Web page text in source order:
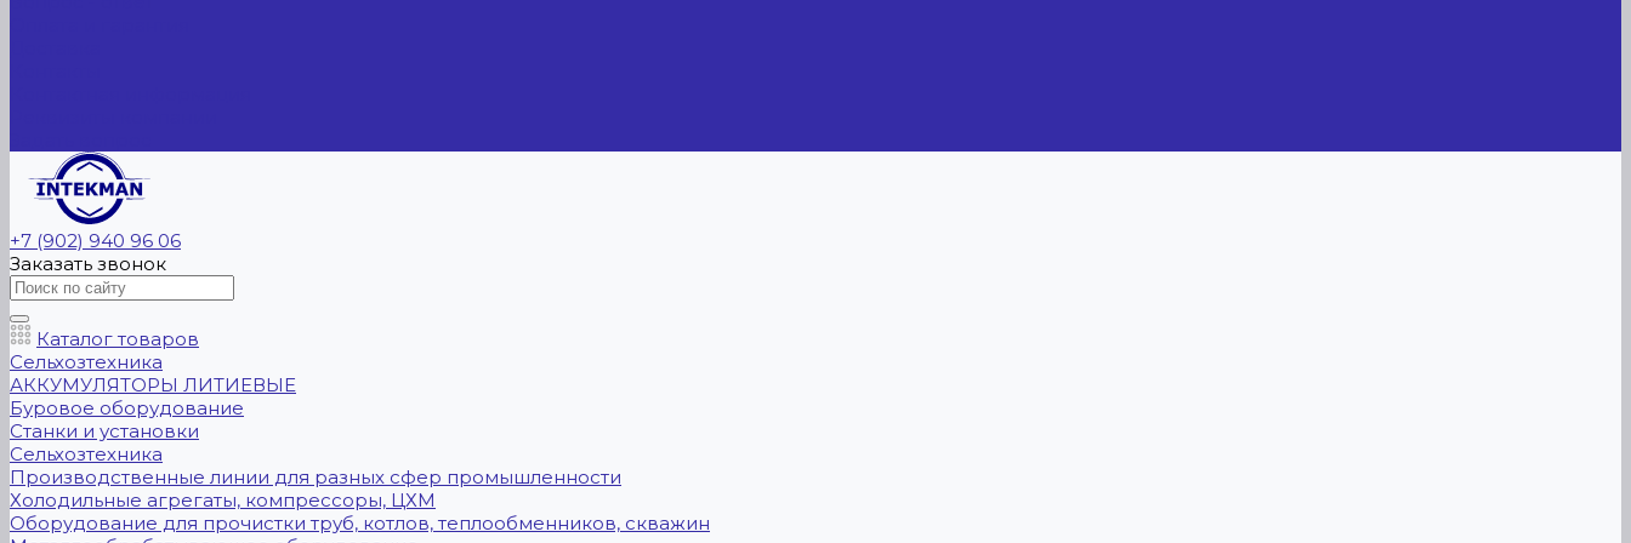
+7 (902) 940 96 06
Заказать звонок
Каталог товаров
Сельхозтехника
АККУМУЛЯТОРЫ ЛИТИЕВЫЕ
Буровое оборудование
Станки и установки
Сельхозтехника
Производственные линии для разных сфер промышленности
Холодильные агрегаты, компрессоры, ЦХМ
Оборудование для прочистки труб, котлов, теплообменников, скважин